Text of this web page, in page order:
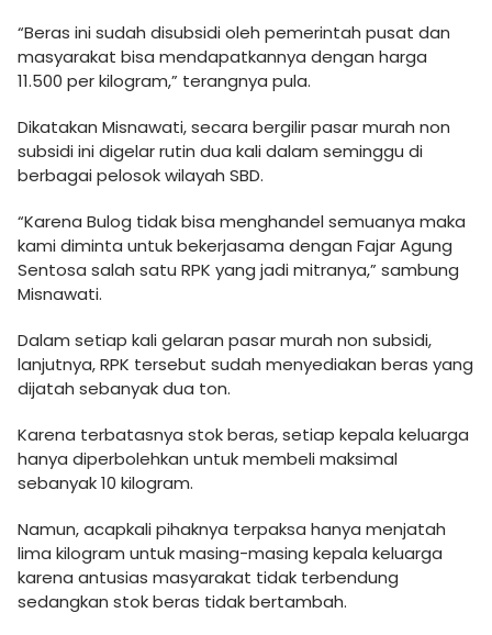
“Beras ini sudah disubsidi oleh pemerintah pusat dan
masyarakat bisa mendapatkannya dengan harga
11.500 per kilogram,” terangnya pula.
Dikatakan Misnawati, secara bergilir pasar murah non
subsidi ini digelar rutin dua kali dalam seminggu di
berbagai pelosok wilayah SBD.
“Karena Bulog tidak bisa menghandel semuanya maka
kami diminta untuk bekerjasama dengan Fajar Agung
Sentosa salah satu RPK yang jadi mitranya,” sambung
Misnawati.
Dalam setiap kali gelaran pasar murah non subsidi,
lanjutnya, RPK tersebut sudah menyediakan beras yang
dijatah sebanyak dua ton.
Karena terbatasnya stok beras, setiap kepala keluarga
hanya diperbolehkan untuk membeli maksimal
sebanyak 10 kilogram.
Namun, acapkali pihaknya terpaksa hanya menjatah
lima kilogram untuk masing-masing kepala keluarga
karena antusias masyarakat tidak terbendung
sedangkan stok beras tidak bertambah.